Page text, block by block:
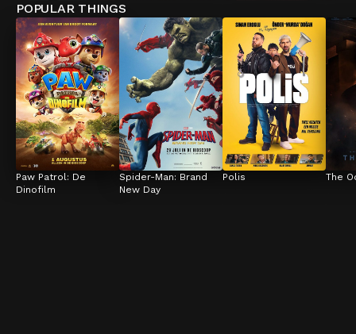
POPULAR THINGS
Paw Patrol: De
Dinofilm
Spider-Man: Brand
New Day
Polis The